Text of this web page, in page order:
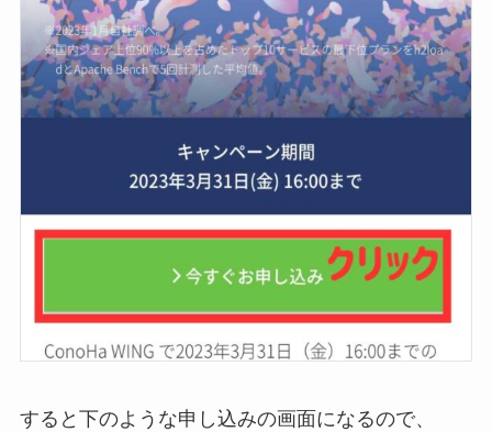
すると下のような申し込みの画面になるので、